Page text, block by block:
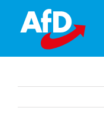
content